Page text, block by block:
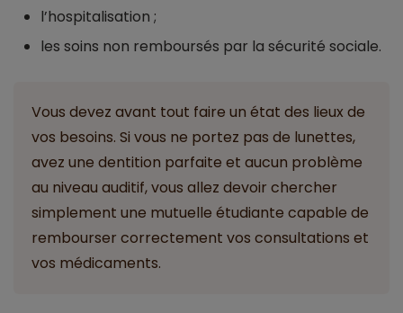
l’hospitalisation ;
les soins non remboursés par la sécurité sociale.
Vous devez avant tout faire un état des lieux de
vos besoins. Si vous ne portez pas de lunettes,
avez une dentition parfaite et aucun problème
au niveau auditif, vous allez devoir chercher
simplement une mutuelle étudiante capable de
rembourser correctement vos consultations et
vos médicaments.